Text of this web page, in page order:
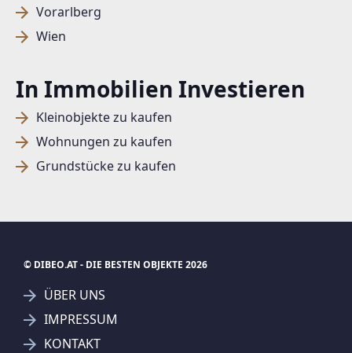
Vorarlberg
Wien
In Immobilien Investieren
Kleinobjekte zu kaufen
Wohnungen zu kaufen
Grundstücke zu kaufen
© DIBEO.AT - DIE BESTEN OBJEKTE 2026
ÜBER UNS
IMPRESSUM
KONTAKT